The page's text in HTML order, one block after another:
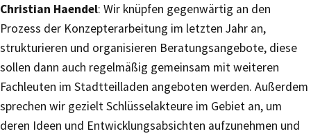
Christian Haendel: Wir knüpfen gegenwärtig an den
Prozess der Konzepterarbeitung im letzten Jahr an,
strukturieren und organisieren Beratungsangebote, diese
sollen dann auch regelmäßig gemeinsam mit weiteren
Fachleuten im Stadtteilladen angeboten werden. Außerdem
sprechen wir gezielt Schlüsselakteure im Gebiet an, um
deren Ideen und Entwicklungsabsichten aufzunehmen und